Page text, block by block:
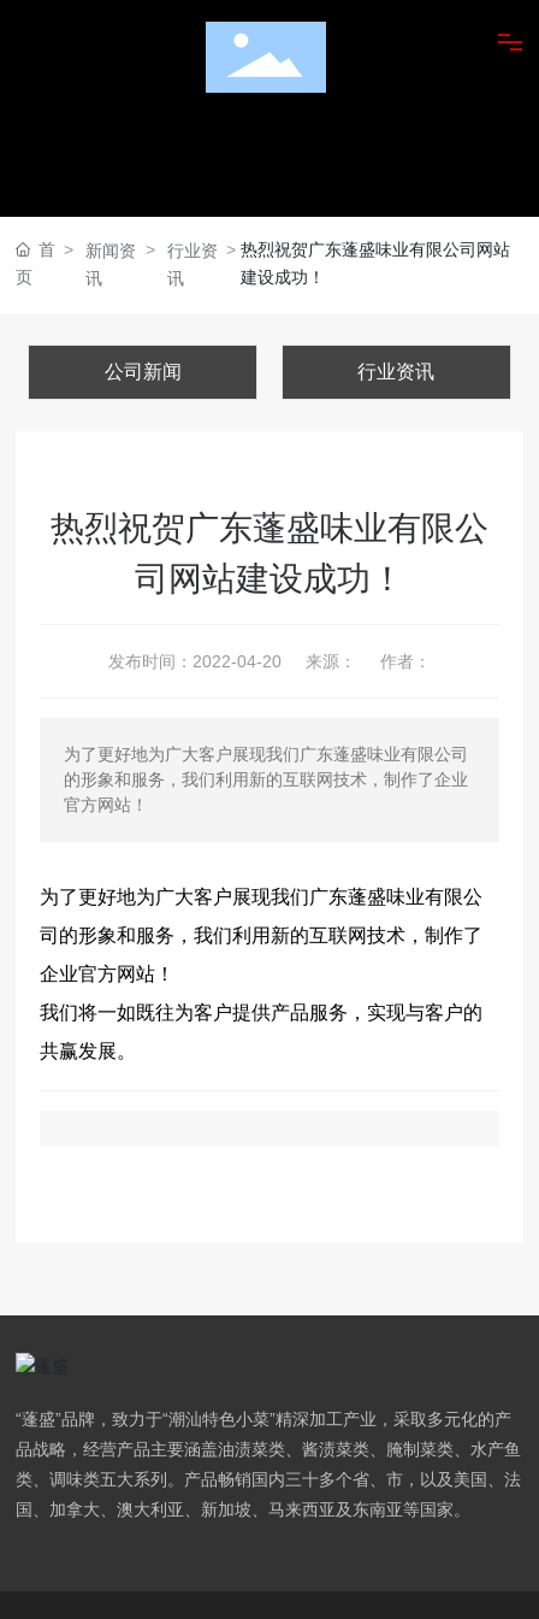
潮汕橄榄菜研究院
首
页
新闻资
讯
行业资
讯
热烈祝贺广东蓬盛味业有限公司网站
建设成功！
公司新闻 行业资讯
热烈祝贺广东蓬盛味业有限公
司网站建设成功！
发布时间： 2022-04-20 来源： 作者：
为了更好地为广大客户展现我们广东蓬盛味业有限公司
的形象和服务，我们利用新的互联网技术，制作了企业
官方网站！
为了更好地为广大客户展现我们广东蓬盛味业有限公
司的形象和服务，我们利用新的互联网技术，制作了
企业官方网站！
我们将一如既往为客户提供产品服务，实现与客户的
共赢发展。
“蓬盛”品牌，致力于“潮汕特色小菜”精深加工产业，采取多元化的产
品战略，经营产品主要涵盖油渍菜类、酱渍菜类、腌制菜类、水产鱼
类、调味类五大系列。产品畅销国内三十多个省、市，以及美国、法
国、加拿大、澳大利亚、新加坡、马来西亚及东南亚等国家。